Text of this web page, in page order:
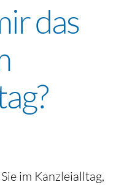
das
im Kanzleialltag,